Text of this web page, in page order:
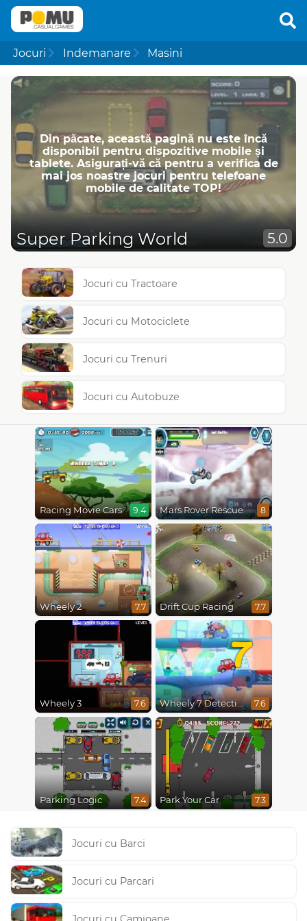
Jocuri Indemanare Masini
Din păcate, această pagină nu este încă
disponibil pentru dispozitive mobile și
tablete. Asigurați-vă că pentru a verifica de
mai jos noastre jocuri pentru telefoane
mobile de calitate TOP!
Super Parking World 5.0
Jocuri cu Tractoare
Jocuri cu Motociclete
Jocuri cu Trenuri
Jocuri cu Autobuze
Racing Movie Cars 9.4 Mars Rover Rescue 8
Wheely 2 7.7 Drift Cup Racing 7.7
Wheely 3 7.6
7
Wheely 7 Detective 7.6
Parking Logic 7.4 Park Your Car 7.3
Jocuri cu Barci
Jocuri cu Parcari